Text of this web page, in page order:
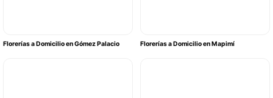
Florerías a Domicilio en Gómez Palacio Florerías a Domicilio en Mapimí